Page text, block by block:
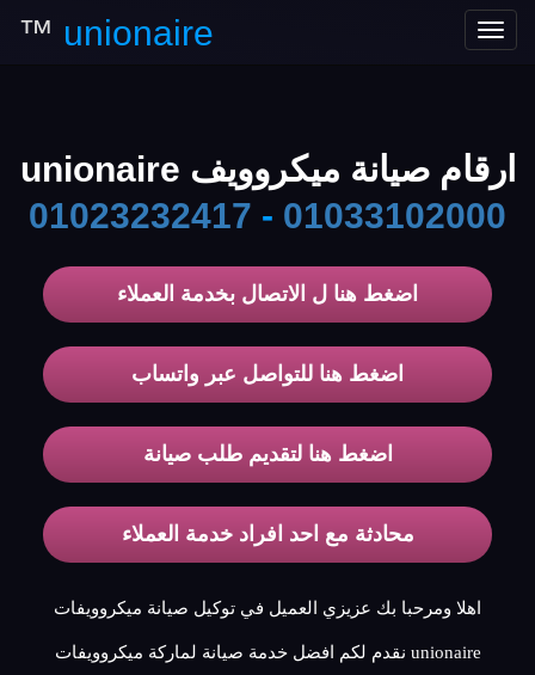
Toggle
unionaire
™
ارقام صيانة ميكروويف unionaire
01023232417 - 01033102000
اضغط هنا ل الاتصال بخدمة العملاء
اضغط هنا للتواصل عبر واتساب
اضغط هنا لتقديم طلب صيانة
محادثة مع احد افراد خدمة العملاء
اهلا ومرحبا بك عزيزي العميل في توكيل صيانة ميكروويفات
unionaire نقدم لكم افضل خدمة صيانة لماركة ميكروويفات